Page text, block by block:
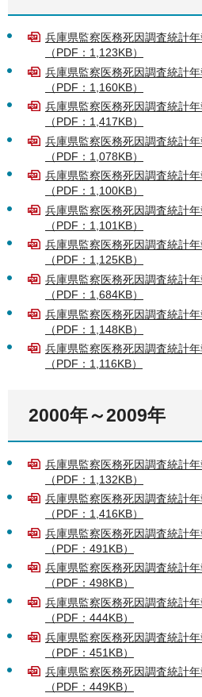
兵庫県監察医務死因調査統計
（PDF：1,123KB）
兵庫県監察医務死因調査統計
（PDF：1,160KB）
兵庫県監察医務死因調査統計
（PDF：1,417KB）
兵庫県監察医務死因調査統計
（PDF：1,078KB）
兵庫県監察医務死因調査統計
（PDF：1,100KB）
兵庫県監察医務死因調査統計
（PDF：1,101KB）
兵庫県監察医務死因調査統計
（PDF：1,125KB）
兵庫県監察医務死因調査統計
（PDF：1,684KB）
兵庫県監察医務死因調査統計
（PDF：1,148KB）
兵庫県監察医務死因調査統計
（PDF：1,116KB）
2000年～2009年
兵庫県監察医務死因調査統計
（PDF：1,132KB）
兵庫県監察医務死因調査統計
（PDF：1,416KB）
兵庫県監察医務死因調査統計
（PDF：491KB）
兵庫県監察医務死因調査統計
（PDF：498KB）
兵庫県監察医務死因調査統計
（PDF：444KB）
兵庫県監察医務死因調査統計
（PDF：451KB）
兵庫県監察医務死因調査統計
（PDF：449KB）